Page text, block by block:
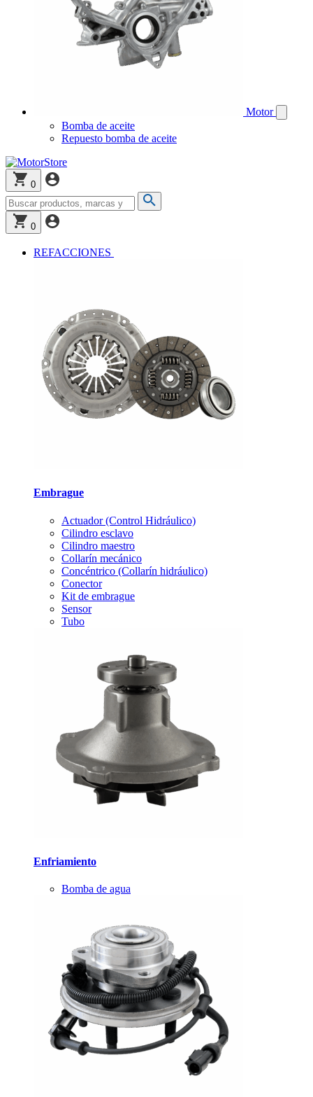
Motor
Bomba de aceite
Repuesto bomba de aceite
0
0
REFACCIONES
Embrague
Actuador (Control Hidráulico)
Cilindro esclavo
Cilindro maestro
Collarín mecánico
Concéntrico (Collarín hidráulico)
Conector
Kit de embrague
Sensor
Tubo
Enfriamiento
Bomba de agua